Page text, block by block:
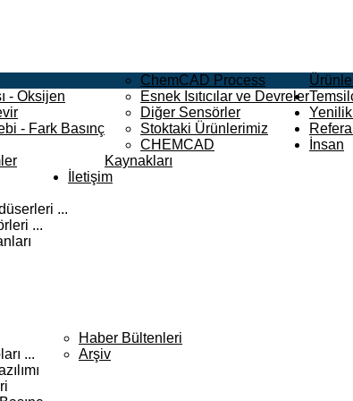
- Oksijen
- Fark Basınç
ChemCAD Process
Esnek Isıtıcılar ve Devreler
Diğer Sensörler
Stoktaki Ürünlerimiz
CHEMCAD
...
...
...
Haber Bültenleri
Arşiv
İnsan
Kaynakları
İletişim